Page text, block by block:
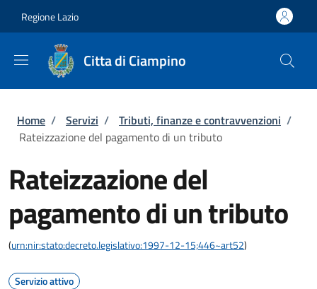
Regione Lazio
Citta di Ciampino
Briciole di pane
Home / Servizi / Tributi, finanze e contravvenzioni /
Rateizzazione del pagamento di un tributo
Rateizzazione del
pagamento di un tributo
(urn:nir:stato:decreto.legislativo:1997-12-15;446~art52)
Servizio attivo